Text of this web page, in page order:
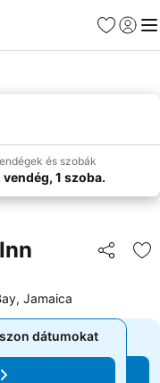
Kedvencek
és szobák
vendég, 1 szoba.
Jamaica
dátumokat
dátumokat